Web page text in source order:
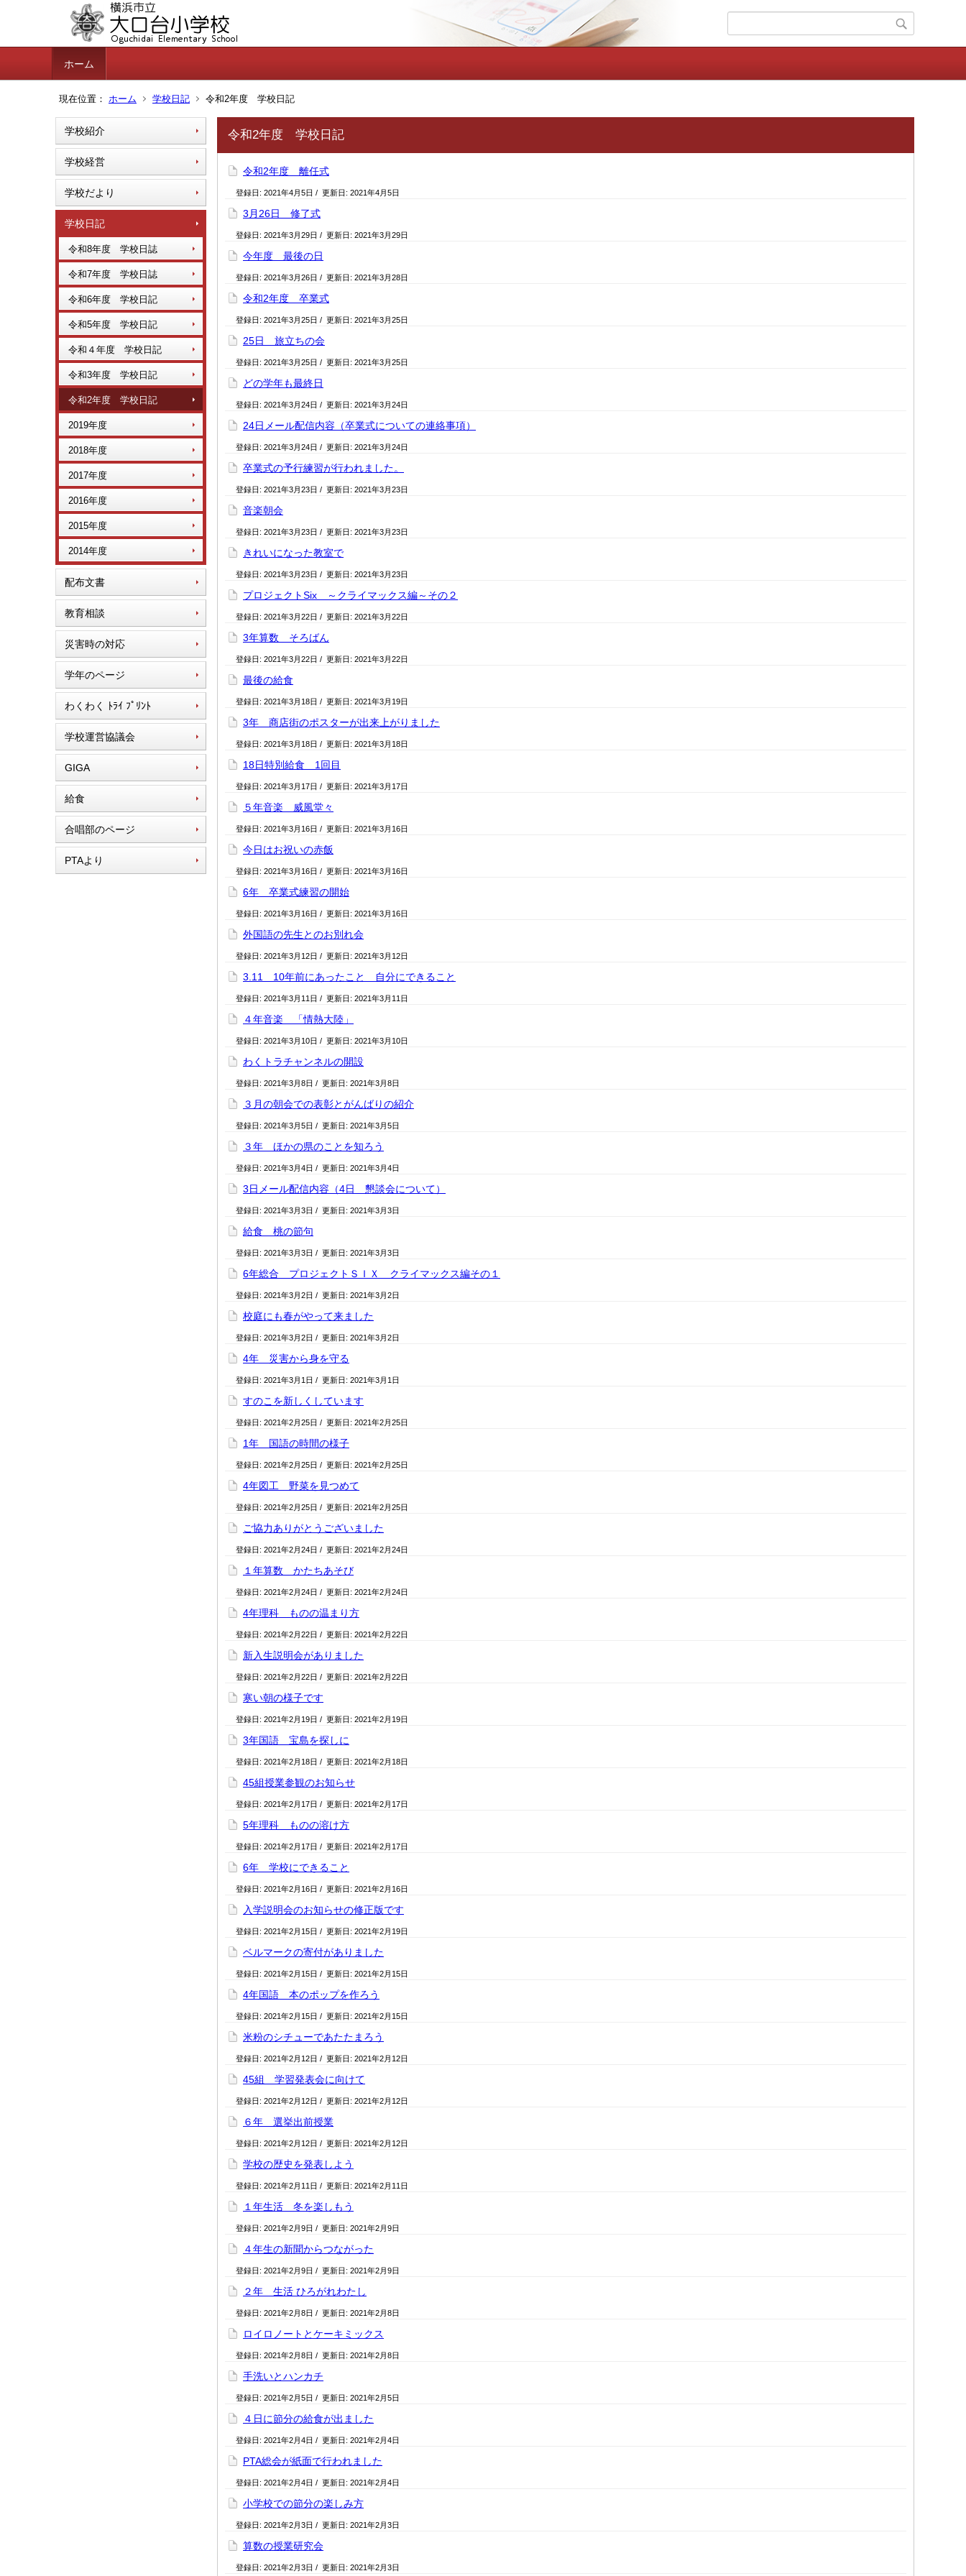
ホーム
現在位置： ホーム 学校日記 令和2年度 学校日記
学校紹介
学校経営
学校だより
学校日記
令和8年度 学校日誌
令和7年度 学校日誌
令和6年度 学校日記
令和5年度 学校日記
令和４年度 学校日記
令和3年度 学校日記
令和2年度 学校日記
2019年度
2018年度
2017年度
2016年度
2015年度
2014年度
配布文書
教育相談
災害時の対応
学年のページ
わくわく ﾄﾗｲ ﾌﾟﾘﾝﾄ
学校運営協議会
GIGA
給食
合唱部のページ
PTAより
令和2年度 学校日記
令和2年度 離任式
登録日: 2021年4月5日 / 更新日: 2021年4月5日
3月26日 修了式
登録日: 2021年3月29日 / 更新日: 2021年3月29日
今年度 最後の日
登録日: 2021年3月26日 / 更新日: 2021年3月28日
令和2年度 卒業式
登録日: 2021年3月25日 / 更新日: 2021年3月25日
25日 旅立ちの会
登録日: 2021年3月25日 / 更新日: 2021年3月25日
どの学年も最終日
登録日: 2021年3月24日 / 更新日: 2021年3月24日
24日メール配信内容（卒業式についての連絡事項）
登録日: 2021年3月24日 / 更新日: 2021年3月24日
卒業式の予行練習が行われました。
登録日: 2021年3月23日 / 更新日: 2021年3月23日
音楽朝会
登録日: 2021年3月23日 / 更新日: 2021年3月23日
きれいになった教室で
登録日: 2021年3月23日 / 更新日: 2021年3月23日
プロジェクトSix ～クライマックス編～その２
登録日: 2021年3月22日 / 更新日: 2021年3月22日
3年算数 そろばん
登録日: 2021年3月22日 / 更新日: 2021年3月22日
最後の給食
登録日: 2021年3月18日 / 更新日: 2021年3月19日
3年 商店街のポスターが出来上がりました
登録日: 2021年3月18日 / 更新日: 2021年3月18日
18日特別給食 1回目
登録日: 2021年3月17日 / 更新日: 2021年3月17日
５年音楽 威風堂々
登録日: 2021年3月16日 / 更新日: 2021年3月16日
今日はお祝いの赤飯
登録日: 2021年3月16日 / 更新日: 2021年3月16日
6年 卒業式練習の開始
登録日: 2021年3月16日 / 更新日: 2021年3月16日
外国語の先生とのお別れ会
登録日: 2021年3月12日 / 更新日: 2021年3月12日
3.11 10年前にあったこと 自分にできること
登録日: 2021年3月11日 / 更新日: 2021年3月11日
４年音楽 「情熱大陸」
登録日: 2021年3月10日 / 更新日: 2021年3月10日
わくトラチャンネルの開設
登録日: 2021年3月8日 / 更新日: 2021年3月8日
３月の朝会での表彰とがんばりの紹介
登録日: 2021年3月5日 / 更新日: 2021年3月5日
３年 ほかの県のことを知ろう
登録日: 2021年3月4日 / 更新日: 2021年3月4日
3日メール配信内容（4日 懇談会について）
登録日: 2021年3月3日 / 更新日: 2021年3月3日
給食 桃の節句
登録日: 2021年3月3日 / 更新日: 2021年3月3日
6年総合 プロジェクトＳＩＸ クライマックス編その１
登録日: 2021年3月2日 / 更新日: 2021年3月2日
校庭にも春がやって来ました
登録日: 2021年3月2日 / 更新日: 2021年3月2日
4年 災害から身を守る
登録日: 2021年3月1日 / 更新日: 2021年3月1日
すのこを新しくしています
登録日: 2021年2月25日 / 更新日: 2021年2月25日
1年 国語の時間の様子
登録日: 2021年2月25日 / 更新日: 2021年2月25日
4年図工 野菜を見つめて
登録日: 2021年2月25日 / 更新日: 2021年2月25日
ご協力ありがとうございました
登録日: 2021年2月24日 / 更新日: 2021年2月24日
１年算数 かたちあそび
登録日: 2021年2月24日 / 更新日: 2021年2月24日
4年理科 ものの温まり方
登録日: 2021年2月22日 / 更新日: 2021年2月22日
新入生説明会がありました
登録日: 2021年2月22日 / 更新日: 2021年2月22日
寒い朝の様子です
登録日: 2021年2月19日 / 更新日: 2021年2月19日
3年国語 宝島を探しに
登録日: 2021年2月18日 / 更新日: 2021年2月18日
45組授業参観のお知らせ
登録日: 2021年2月17日 / 更新日: 2021年2月17日
5年理科 ものの溶け方
登録日: 2021年2月17日 / 更新日: 2021年2月17日
6年 学校にできること
登録日: 2021年2月16日 / 更新日: 2021年2月16日
入学説明会のお知らせの修正版です
登録日: 2021年2月15日 / 更新日: 2021年2月19日
ベルマークの寄付がありました
登録日: 2021年2月15日 / 更新日: 2021年2月15日
4年国語 本のポップを作ろう
登録日: 2021年2月15日 / 更新日: 2021年2月15日
米粉のシチューであたたまろう
登録日: 2021年2月12日 / 更新日: 2021年2月12日
45組 学習発表会に向けて
登録日: 2021年2月12日 / 更新日: 2021年2月12日
６年 選挙出前授業
登録日: 2021年2月12日 / 更新日: 2021年2月12日
学校の歴史を発表しよう
登録日: 2021年2月11日 / 更新日: 2021年2月11日
１年生活 冬を楽しもう
登録日: 2021年2月9日 / 更新日: 2021年2月9日
４年生の新聞からつながった
登録日: 2021年2月9日 / 更新日: 2021年2月9日
２年 生活 ひろがれわたし
登録日: 2021年2月8日 / 更新日: 2021年2月8日
ロイロノートとケーキミックス
登録日: 2021年2月8日 / 更新日: 2021年2月8日
手洗いとハンカチ
登録日: 2021年2月5日 / 更新日: 2021年2月5日
４日に節分の給食が出ました
登録日: 2021年2月4日 / 更新日: 2021年2月4日
PTA総会が紙面で行われました
登録日: 2021年2月4日 / 更新日: 2021年2月4日
小学校での節分の楽しみ方
登録日: 2021年2月3日 / 更新日: 2021年2月3日
算数の授業研究会
登録日: 2021年2月3日 / 更新日: 2021年2月3日